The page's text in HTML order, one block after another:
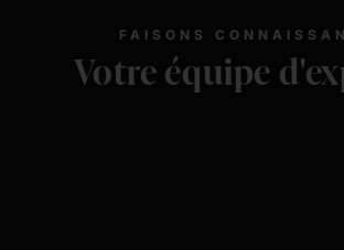
FAISONS
Votre équipe